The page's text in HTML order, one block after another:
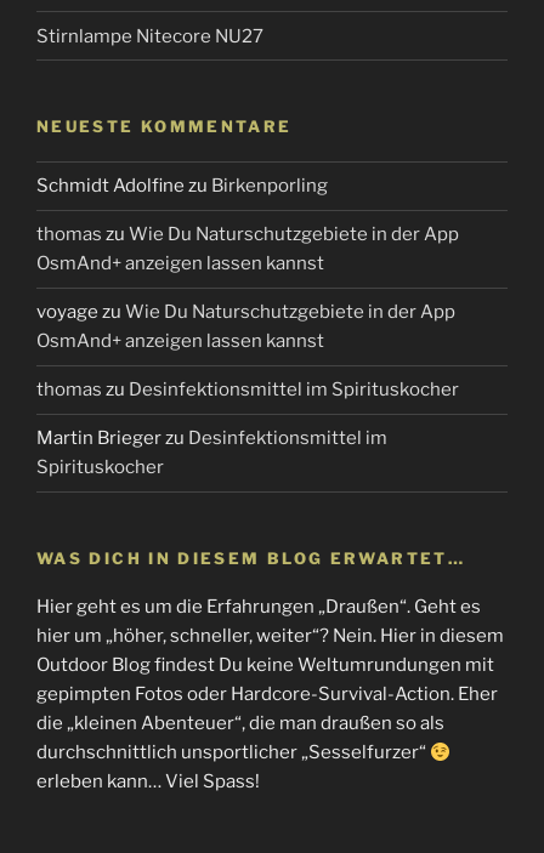
Stirnlampe Nitecore NU27
NEUESTE KOMMENTARE
Schmidt Adolfine zu Birkenporling
thomas zu Wie Du Naturschutzgebiete in der App
OsmAnd+ anzeigen lassen kannst
voyage zu Wie Du Naturschutzgebiete in der App
OsmAnd+ anzeigen lassen kannst
thomas zu Desinfektionsmittel im Spirituskocher
Martin Briegerzu Desinfektionsmittel im
Spirituskocher
WAS DICH IN DIESEM BLOG ERWARTET…
Hier geht es um die Erfahrungen „Draußen“. Geht es
hier um „höher, schneller, weiter“? Nein. Hier in diesem
Outdoor Blog findest Du keine Weltumrundungen mit
gepimpten Fotos oder Hardcore-Survival-Action. Eher
die „kleinen Abenteuer“, die man draußen so als
durchschnittlich unsportlicher „Sesselfurzer“
erleben kann… Viel Spass!